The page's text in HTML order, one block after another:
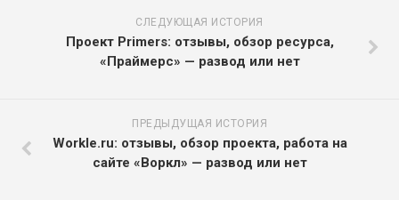
СЛЕДУЮЩАЯ ИСТОРИЯ
Проект Primers: отзывы, обзор ресурса,
«Праймерс» — развод или нет
ПРЕДЫДУЩАЯ ИСТОРИЯ
Workle.ru: отзывы, обзор проекта, работа на
сайте «Воркл» — развод или нет